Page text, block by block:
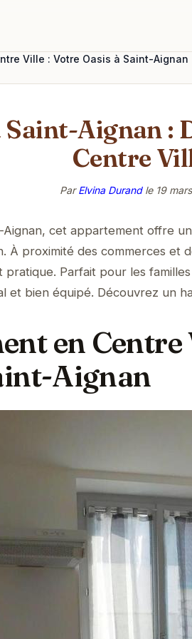
Ville : Votre Oasis à Saint-Aignan
Saint-Aignan :
Centre
ParElvina Durandle 19
cet appartement offre
À proximité des commerces et
Parfait pour les
et bien équipé. Découvrez un
en Centre
Aignan